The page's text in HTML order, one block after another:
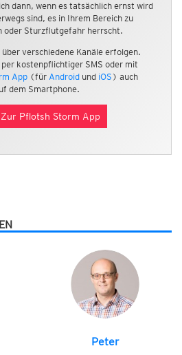
dann, wenn es tatsächlich ernst wird
sind, es in Ihrem Bereich zu
oder Sturzflutgefahr herrscht.
verschiedene Kanäle erfolgen.
kostenpflichtiger SMS oder mit
App (für Android und iOS ) auch
dem Smartphone.
Zur Pflotsh Storm App
Peter